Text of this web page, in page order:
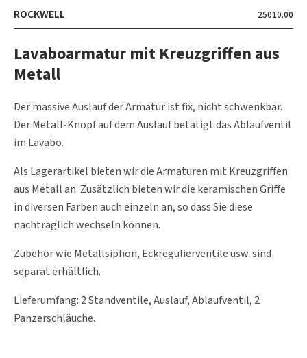
ROCKWELL 25010.00
Lavaboarmatur mit Kreuzgriffen aus
Metall
Der massive Auslauf der Armatur ist fix, nicht schwenkbar.
Der Metall-Knopf auf dem Auslauf betätigt das Ablaufventil
im Lavabo.
Als Lagerartikel bieten wir die Armaturen mit Kreuzgriffen
aus Metall an. Zusätzlich bieten wir die keramischen Griffe
in diversen Farben auch einzeln an, so dass Sie diese
nachträglich wechseln können.
Zubehör wie Metallsiphon, Eckregulierventile usw. sind
separat erhältlich.
Lieferumfang: 2 Standventile, Auslauf, Ablaufventil, 2
Panzerschläuche.